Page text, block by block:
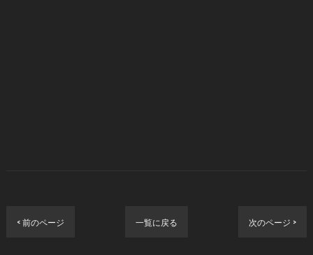
< 前のページ 一覧に戻る 次のページ >